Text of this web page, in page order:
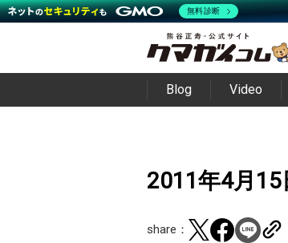
Blog Video
2011年4月15
share：
無料診断